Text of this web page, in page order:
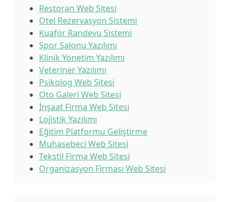
Restoran Web Sitesi
Otel Rezervasyon Sistemi
Kuaför Randevu Sistemi
Spor Salonu Yazılımı
Klinik Yönetim Yazılımı
Veteriner Yazılımı
Psikolog Web Sitesi
Oto Galeri Web Sitesi
İnşaat Firma Web Sitesi
Lojistik Yazılımı
Eğitim Platformu Geliştirme
Muhasebeci Web Sitesi
Tekstil Firma Web Sitesi
Organizasyon Firması Web Sitesi